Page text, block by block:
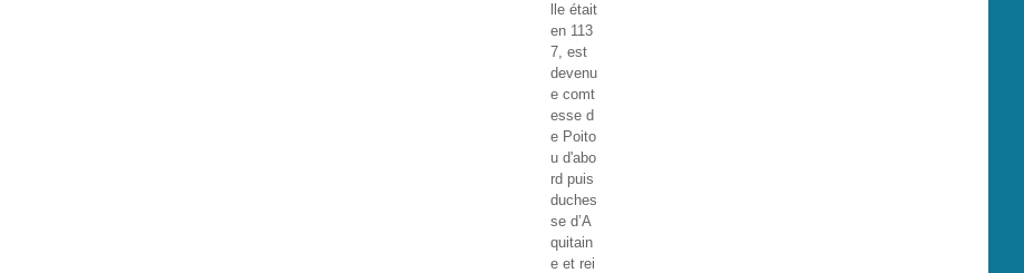
lle était
en 113
7, est
devenu
e comt
esse d
e Poito
u d'abo
rd puis
duches
se d’A
quitain
e et rei